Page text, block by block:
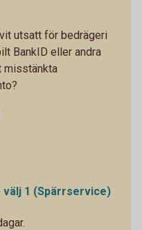
utsatt för bedrägeri
BankID eller andra
misstänkta
välj 1 (Spärrservice)